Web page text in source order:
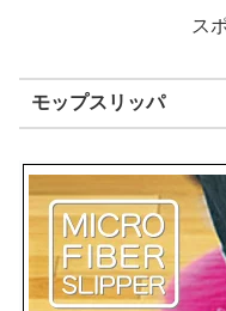
ス
モップスリッパ